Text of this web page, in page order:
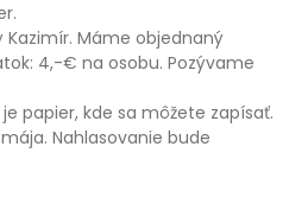
Máme objednaný
4,-€ na osobu. Pozývame
papier, kde sa môžete zapísať.
Nahlasovanie bude